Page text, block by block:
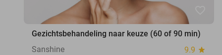
Gezichtsbehandeling naar keuze (60 of 90 min)
Sanshine
9.9 star